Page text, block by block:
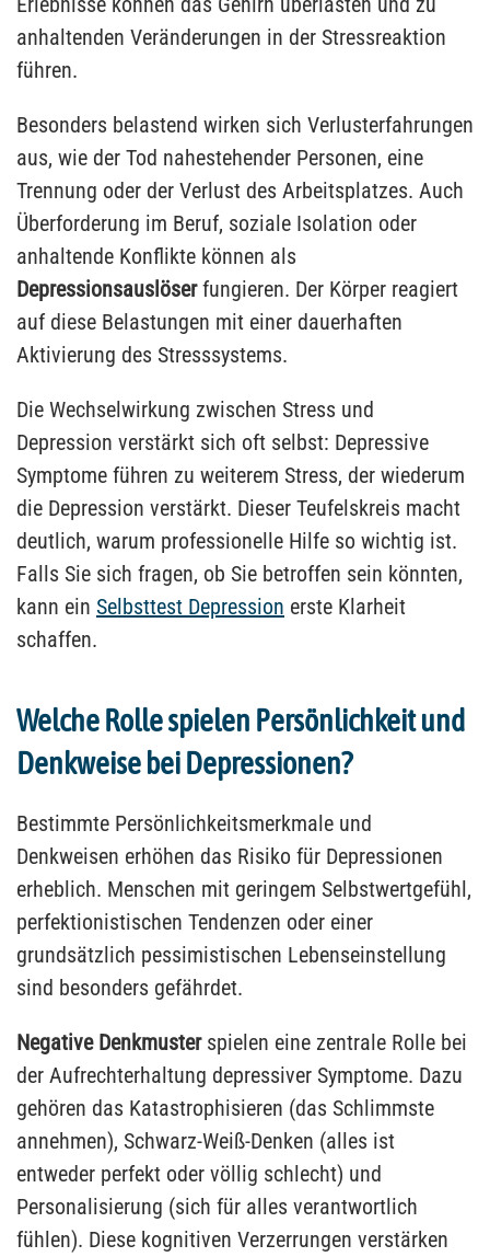
anhaltenden Veränderungen in der Stressreaktion
führen.
Besonders belastend wirken sich Verlusterfahrungen
aus, wie der Tod nahestehender Personen, eine
Trennung oder der Verlust des Arbeitsplatzes. Auch
Überforderung im Beruf, soziale Isolation oder
anhaltende Konflikte können als
Depressionsauslöserfungieren. Der Körper reagiert
auf diese Belastungen mit einer dauerhaften
Aktivierung des Stresssystems.
Die Wechselwirkung zwischen Stress und
Depression verstärkt sich oft selbst: Depressive
Symptome führen zu weiterem Stress, der wiederum
die Depression verstärkt. Dieser Teufelskreis macht
deutlich, warum professionelle Hilfe so wichtig ist.
Falls Sie sich fragen, ob Sie betroffen sein könnten,
kann ein Selbsttest Depression erste Klarheit
schaffen.
Welche Rolle spielen Persönlichkeit und
Denkweise bei Depressionen?
Bestimmte Persönlichkeitsmerkmale und
Denkweisen erhöhen das Risiko für Depressionen
erheblich. Menschen mit geringem Selbstwertgefühl,
perfektionistischen Tendenzen oder einer
grundsätzlich pessimistischen Lebenseinstellung
sind besonders gefährdet.
Negative Denkmusterspielen eine zentrale Rolle bei
der Aufrechterhaltung depressiver Symptome. Dazu
gehören das Katastrophisieren (das Schlimmste
annehmen), Schwarz-Weiß-Denken (alles ist
entweder perfekt oder völlig schlecht) und
Personalisierung (sich für alles verantwortlich
fühlen). Diese kognitiven Verzerrungen verstärken